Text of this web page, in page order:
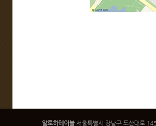
알로하테이블서울특별시 강남구 도산대로